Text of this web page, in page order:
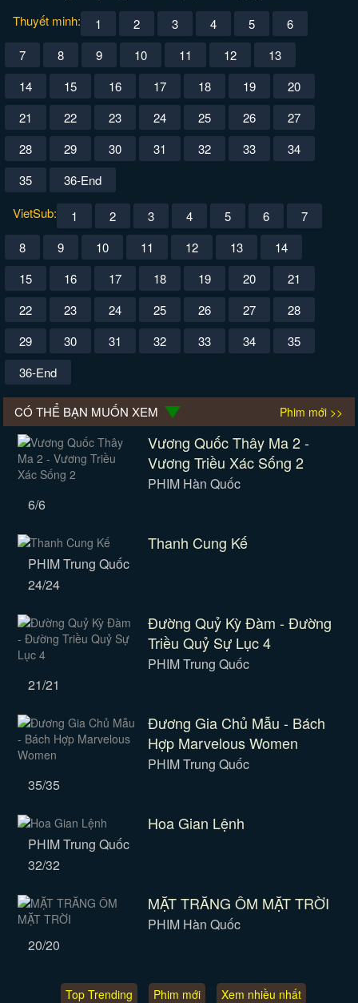
Thuyết minh: 1 2 3 4 5
6
7
8 9 10 11 12
13
14
15 16 17 18 19
20
21
22 23 24 25 26
27
28
29 30 31 32 33
34
35
36-End
VietSub:
1 2 3 4 5 6
7
8
9 10 11 12 13
14
15
16 17 18 19 20
21
22
23 24 25 26 27
28
29
30 31 32 33 34
35
36-End
CÓ THỂ BẠN MUỐN XEM Phim mới >>
Vương Quốc Thây Ma 2 -
Vương Triều Xác Sống 2
PHIM Hàn Quốc
6/6
Thanh Cung Kế
PHIM Trung Quốc
24/24
Đường Quỷ Kỳ Đàm - Đường
Triều Quỷ Sự Lục 4
PHIM Trung Quốc
21/21
Đương Gia Chủ Mẫu - Bách
Hợp Marvelous Women
PHIM Trung Quốc
35/35
Hoa Gian Lệnh
PHIM Trung Quốc
32/32
MẶT TRĂNG ÔM MẶT TRỜI
PHIM Hàn Quốc
20/20
Top Trending Phim mới Xem nhiều nhất